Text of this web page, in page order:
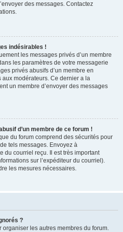
des messages. Contactez
indésirables !
les messages privés d’un membre
les paramètres de votre messagerie
privés abusifs d’un membre en
modérateurs. Ce dernier a la
un membre d’envoyer des messages
d’un membre de ce forum !
du forum comprend des sécurités pour
tels messages. Envoyez à
du courriel reçu. Il est très important
sur l’expéditeur du courriel).
les mesures nécessaires.
?
les autres membres du forum.